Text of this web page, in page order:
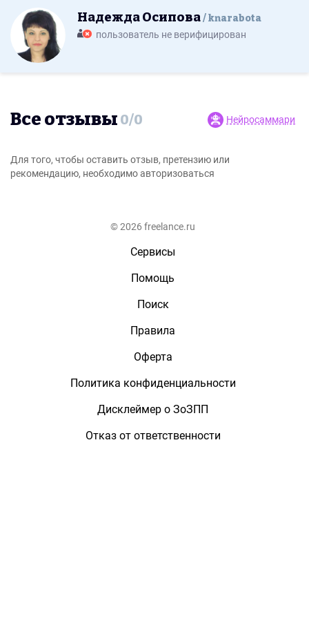
Надежда Осипова knarabota
пользователь не верифицирован
Все отзывы 0/0 Нейросаммари
Для того, чтобы оставить отзыв, претензию или
рекомендацию, необходимо авторизоваться
© 2026 freelance.ru
Сервисы
Помощь
Поиск
Правила
Оферта
Политика конфиденциальности
Дисклеймер о ЗоЗПП
Отказ от ответственности